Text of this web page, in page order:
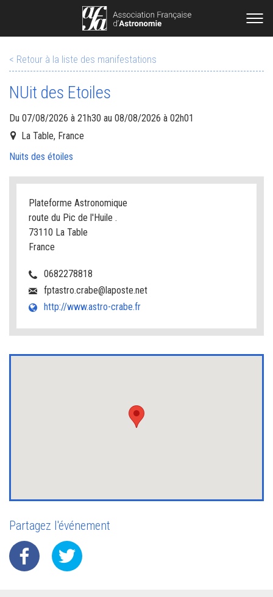
< Retour à la liste des manifestations
NUit des Etoiles
Du 07/08/2026 à 21h30 au 08/08/2026 à 02h01
La Table, France
Nuits des étoiles
Plateforme Astronomique
route du Pic de l'Huile .
73110 La Table
France
0682278818
fptastro.crabe@laposte.net
http://www.astro-crabe.fr
Partagez l'événement